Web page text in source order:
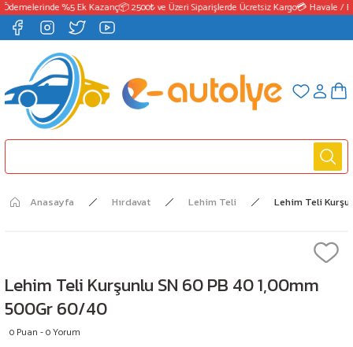
%5 Ek Kazanç📦 2500₺ ve Üzeri Siparişlerde Ücretsiz Kargo💳 Havale /
Anasayfa Hırdavat Lehim Teli Lehim Teli
Lehim Teli Kurşunlu SN 60 PB 40 1,00mm
500Gr 60/40
0 Puan - 0 Yorum